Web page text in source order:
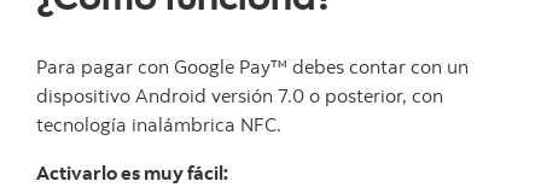
Para pagar con Google Pay™ debes contar con un
dispositivo Android versión 7.0 o posterior, con
tecnología inalámbrica NFC.
Activarlo es muy fácil: